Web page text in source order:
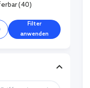
(40)
Filter
anwenden